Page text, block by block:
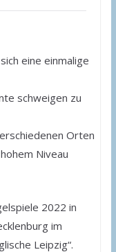
eine einmalige
schweigen zu
Orten
Niveau
2022 in
im
Leipzig“.